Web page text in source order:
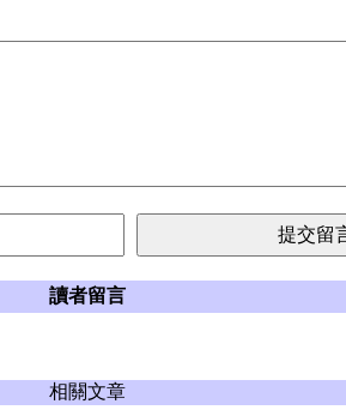
讀者留言
相關文章